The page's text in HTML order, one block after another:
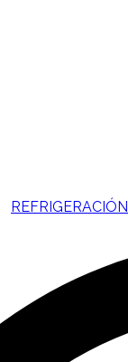
REFRIGERACIÓN